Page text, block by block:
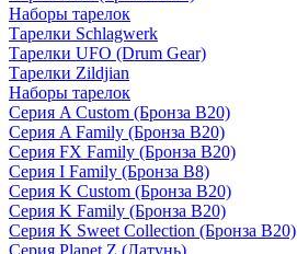
Наборы тарелок
Тарелки Schlagwerk
Тарелки UFO (Drum Gear)
Тарелки Zildjian
Наборы тарелок
Серия A Custom (Бронза B20)
Серия A Family (Бронза B20)
Серия FX Family (Бронза B20)
Серия I Family (Бронза B8)
Серия K Custom (Бронза B20)
Серия K Family (Бронза B20)
Серия K Sweet Collection (Бронза B20)
Серия Planet Z (Латунь)